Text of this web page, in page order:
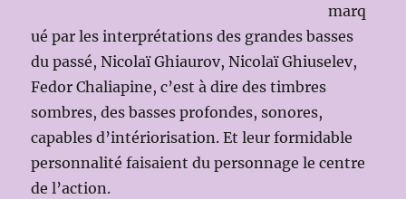
marq
ué par les interprétations des grandes basses
du passé, Nicolaï Ghiaurov, Nicolaï Ghiuselev,
Fedor Chaliapine, c’est à dire des timbres
sombres, des basses profondes, sonores,
capables d’intériorisation. Et leur formidable
personnalité faisaient du personnage le centre
de l’action.